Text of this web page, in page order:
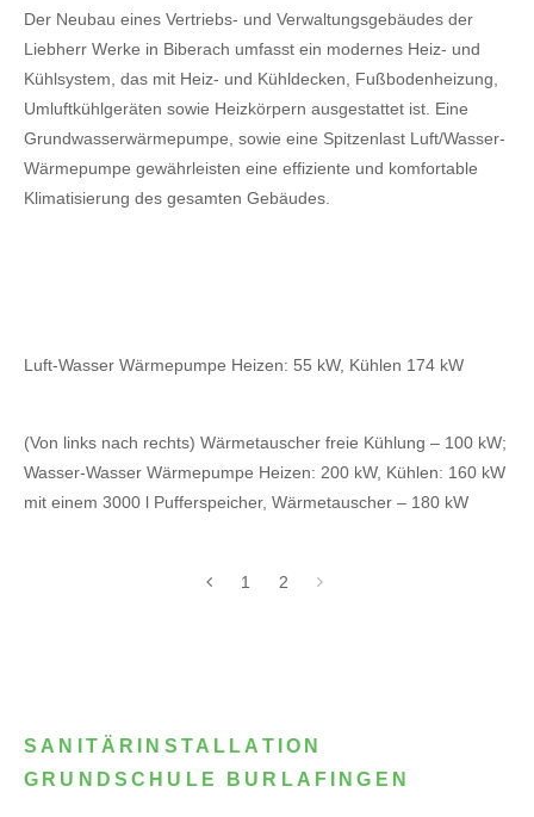
Der Neubau eines Vertriebs- und Verwaltungsgebäudes der
Liebherr Werke in Biberach umfasst ein modernes Heiz- und
Kühlsystem, das mit Heiz- und Kühldecken, Fußbodenheizung,
Umluftkühlgeräten sowie Heizkörpern ausgestattet ist. Eine
Grundwasserwärmepumpe, sowie eine Spitzenlast Luft/Wasser-
Wärmepumpe gewährleisten eine effiziente und komfortable
Klimatisierung des gesamten Gebäudes.
Luft-Wasser Wärmepumpe Heizen: 55 kW, Kühlen 174 kW
(Von links nach rechts) Wärmetauscher freie Kühlung – 100 kW;
Wasser-Wasser Wärmepumpe Heizen: 200 kW, Kühlen: 160 kW
mit einem 3000 l Pufferspeicher, Wärmetauscher – 180 kW
1 2
SANITÄRINSTALLATION
GRUNDSCHULE BURLAFINGEN